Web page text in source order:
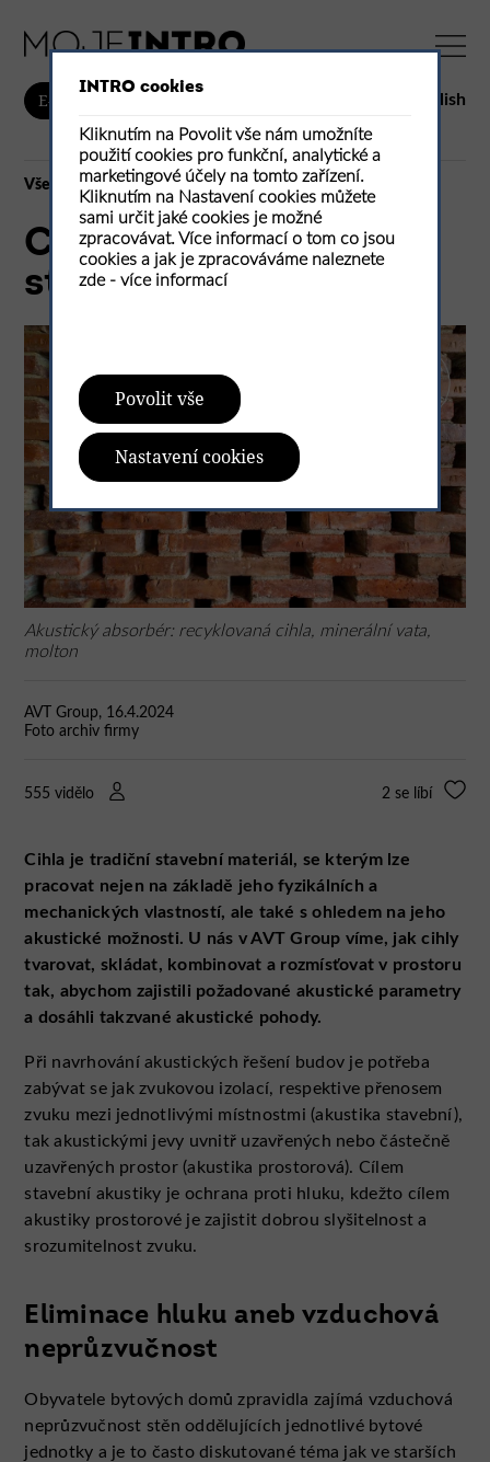
INTRO cookies
Kliknutím na Povolit vše nám umožníte
použití cookies pro funkční, analytické a
marketingové účely na tomto zařízení.
Kliknutím na Nastavení cookies můžete
sami určit jaké cookies je možné
zpracovávat. Více informací o tom co jsou
cookies a jak je zpracováváme naleznete
zde - více informací
Povolit vše
Nastavení cookies
E-shop English
Vše
Cihly jako akustická
stavebnice
Akustický absorbér: recyklovaná cihla, minerální vata,
molton
AVT Group, 16.4.2024
Foto archiv firmy
555 vidělo 2 se líbí
Cihla je tradiční stavební materiál, se kterým lze
pracovat nejen na základě jeho fyzikálních a
mechanických vlastností, ale také s ohledem na jeho
akustické možnosti. U nás v AVT Group víme, jak cihly
tvarovat, skládat, kombinovat a rozmísťovat v prostoru
tak, abychom zajistili požadované akustické parametry
a dosáhli takzvané akustické pohody.
Při navrhování akustických řešení budov je potřeba
zabývat se jak zvukovou izolací, respektive přenosem
zvuku mezi jednotlivými místnostmi (akustika stavební),
tak akustickými jevy uvnitř uzavřených nebo částečně
uzavřených prostor (akustika prostorová). Cílem
stavební akustiky je ochrana proti hluku, kdežto cílem
akustiky prostorové je zajistit dobrou slyšitelnost a
srozumitelnost zvuku.
Eliminace hluku aneb vzduchová
neprůzvučnost
Obyvatele bytových domů zpravidla zajímá vzduchová
neprůzvučnost stěn oddělujících jednotlivé bytové
jednotky a je to často diskutované téma jak ve starších